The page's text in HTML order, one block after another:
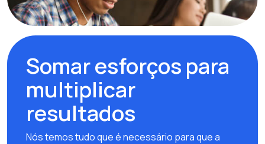
Somar esforços para
multiplicar
resultados
Nós temos tudo que é necessário para que a